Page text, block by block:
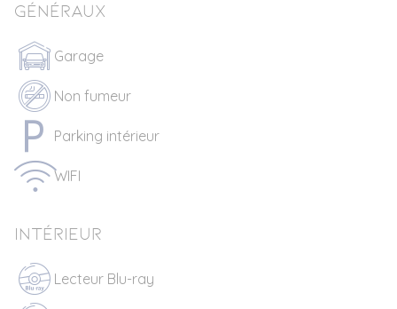
Généraux
Garage
Non fumeur
Parking intérieur
WIFI
Intérieur
Lecteur Blu-ray